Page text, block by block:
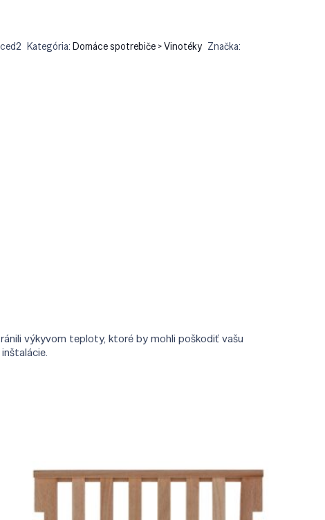
Kategória:Domáce spotrebiče > Vinotéky Značka:
výkyvom teploty, ktoré by mohli poškodiť vašu